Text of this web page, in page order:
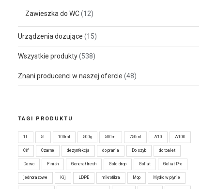
Zawieszka do WC (12)
Urządzenia dozujące (15)
Wszystkie produkty (538)
Znani producenci w naszej ofercie (48)
TAGI PRODUKTU
1L 5L 100ml 500g 500ml 750ml A'10 A'100
Cif Czarne dezynfekcja do prania Do szyb do toalet
Do wc Finish Generał fresh Gold drop Goliat Goliat Pro
jednorazowe Kij LDPE mikrofibra Mop Mydło w płynie